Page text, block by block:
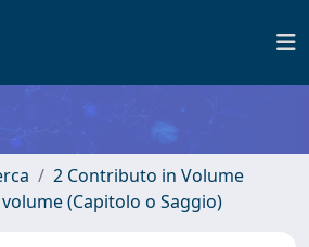
2 Contributo in Volume
(Capitolo o Saggio)